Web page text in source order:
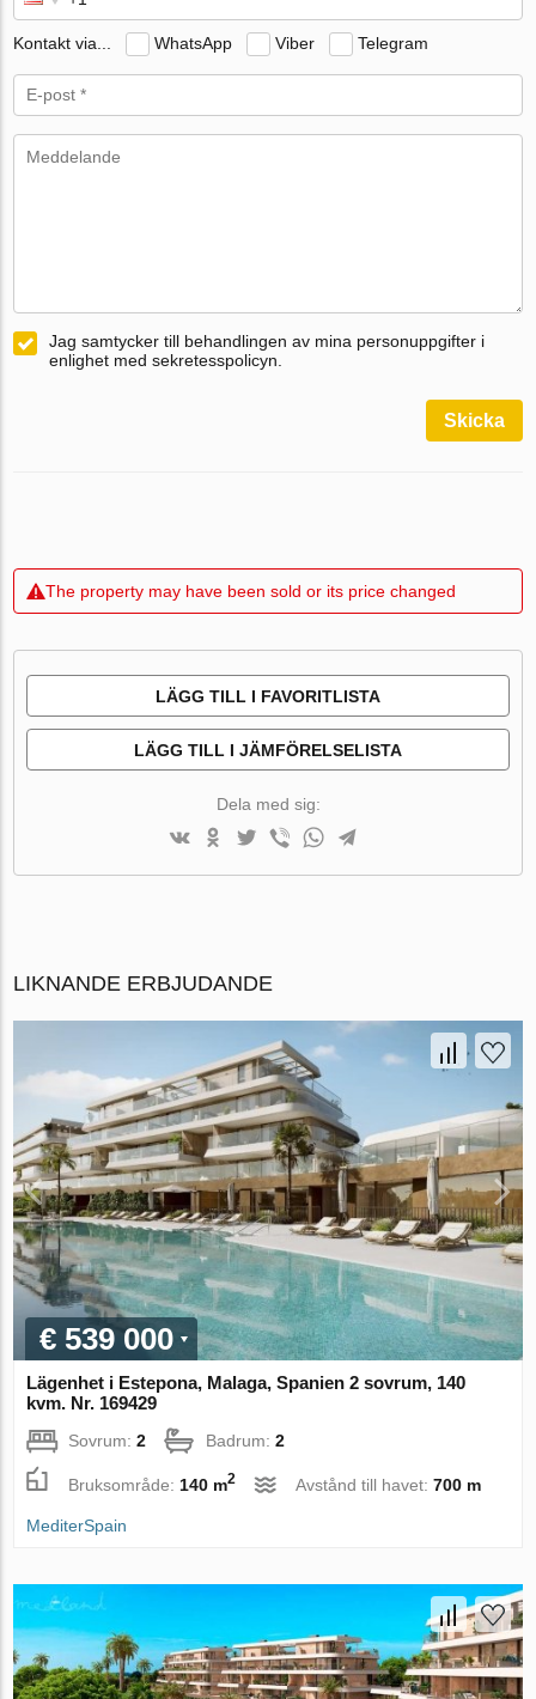
Kontakt via... WhatsApp Viber Telegram
Jag samtycker till behandlingen av mina personuppgifter i
enlighet med sekretesspolicyn.
Skicka
The property may have been sold or its price changed
LÄGG TILL I FAVORITLISTA
LÄGG TILL I JÄMFÖRELSELISTA
Dela med sig:
LIKNANDE ERBJUDANDE
€ 539 000
Lägenhet i Estepona, Malaga, Spanien 2 sovrum, 140
kvm. Nr. 169429
Sovrum:2 Badrum:2
Bruksområde: 140 m2 Avstånd till havet:700 m
MediterSpain